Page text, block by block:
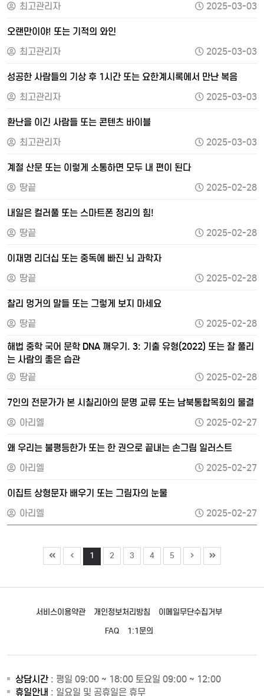
최고관리자
2025-03-03
오랜만이야! 또는 기적의 와인
최고관리자
2025-03-03
성공한 사람들의 기상 후 1시간 또는 요한계시록에서 만난 복음
최고관리자
2025-03-03
환난을 이긴 사람들 또는 콘텐츠 바이블
최고관리자
2025-03-03
계절 산문 또는 이렇게 소통하면 모두 내 편이 된다
땅끝
2025-02-28
내일은 컬러풀 또는 스마트폰 정리의 힘!
땅끝
2025-02-28
이재명 리더십 또는 중독에 빠진 뇌 과학자
땅끝
2025-02-28
찰리 멍거의 말들 또는 그렇게 보지 마세요
땅끝
2025-02-28
해법 중학 국어 문학 DNA 깨우기. 3: 기출 유형(2022) 또는 잘 풀리
는 사람의 좋은 습관
땅끝
2025-02-28
7인의 전문가가 본 시칠리아의 문명 교류 또는 남북통합목회의 물결
아리엘
2025-02-27
왜 우리는 불평등한가 또는 한 권으로 끝내는 손그림 일러스트
아리엘
2025-02-27
이집트 상형문자 배우기 또는 그림자의 눈물
아리엘
2025-02-27
1 2 3 4 5
서비스이용약관 개인정보처리방침
이메일무단수집거부
FAQ
1:1문의
상담시간: 평일 09:00 ~ 18:00 토요일 09:00 ~ 12:00
휴일안내 : 일요일 및 공휴일은 휴무